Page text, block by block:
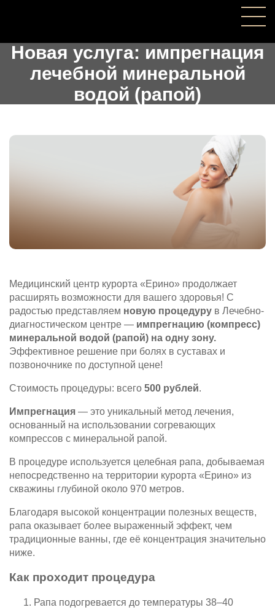
Новая услуга: импрегнация
лечебной минеральной
водой (рапой)
Медицинский центр курорта «Ерино» продолжает
расширять возможности для вашего здоровья! С
радостью представляем новую процедуру в Лечебно-
диагностическом центре — импрегнацию (компресс)
минеральной водой (рапой) на одну зону.
Эффективное решение при болях в суставах и
позвоночнике по доступной цене!
Стоимость процедуры: всего 500 рублей.
Импрегнация — это уникальный метод лечения,
основанный на использовании согревающих
компрессов с минеральной рапой.
В процедуре используется целебная рапа, добываемая
непосредственно на территории курорта «Ерино» из
скважины глубиной около 970 метров.
Благодаря высокой концентрации полезных веществ,
рапа оказывает более выраженный эффект, чем
традиционные ванны, где её концентрация значительно
ниже.
Как проходит процедура
Рапа подогревается до температуры 38–40